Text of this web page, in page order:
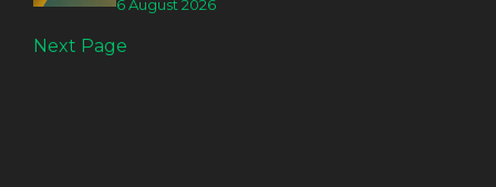
6 August 2026
Next Page